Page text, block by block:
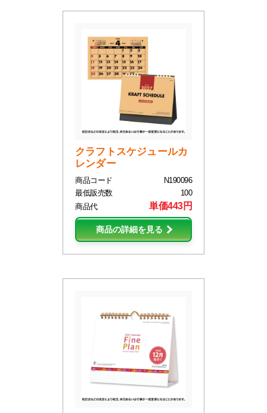
クラフトスケジュールカ
レンダー
商品コード
N190096
最低販売数
100
商品代
単価443円
商品の詳細を見る